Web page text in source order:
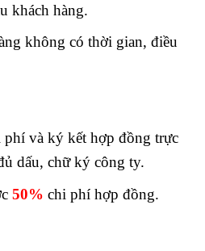
khách hàng.
không có thời gian, điều
phí và ký kết hợp đồng trực
dấu, chữ ký công ty.
50% chi phíhợp đồng.